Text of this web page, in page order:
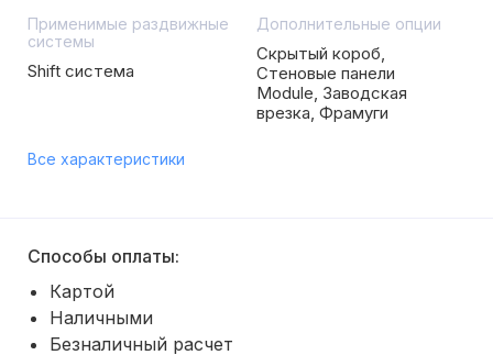
Применимые раздвижные
системы
Shift система
Дополнительные опции
Скрытый короб,
Стеновые панели
Module, Заводская
врезка, Фрамуги
Все характеристики
Способы оплаты:
Картой
Наличными
Безналичный расчет